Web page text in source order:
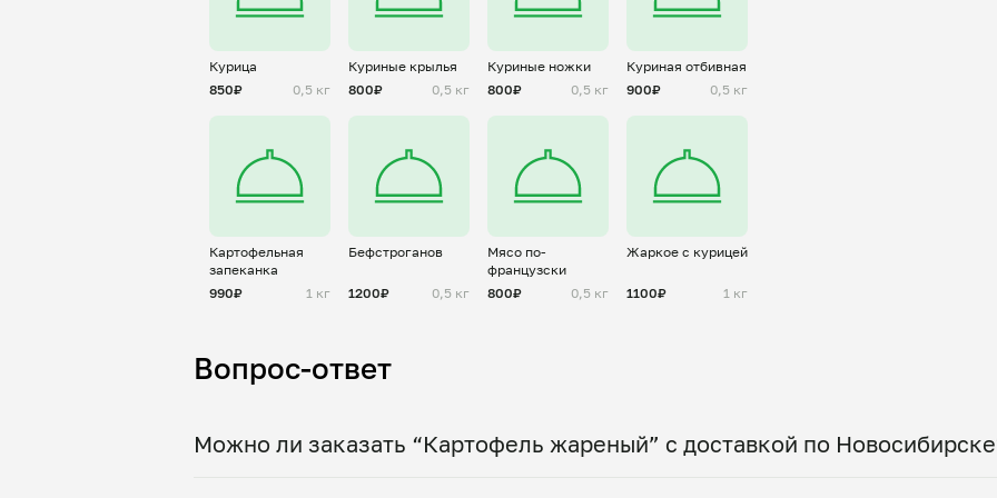
Курица
850₽
0,5 кг
Куриные крылья
800₽
0,5 кг
Куриные ножки
800₽
0,5 кг
Куриная отбивная
900₽
0,5 кг
Картофельная
запеканка
990₽
1 кг
Бефстроганов
1200₽ 0,5 кг
Мясо по-
французски
800₽
0,5 кг
Жаркое с курицей
1100₽ 1 кг
Вопрос-ответ
Можно ли заказать “Картофель жареный” с доставкой по